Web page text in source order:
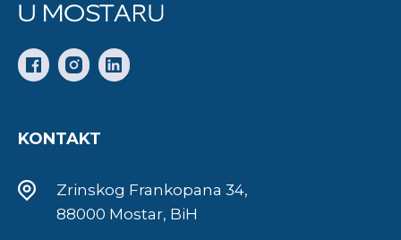
KONTAKT
Zrinskog Frankopana 34,
88000 Mostar, BiH